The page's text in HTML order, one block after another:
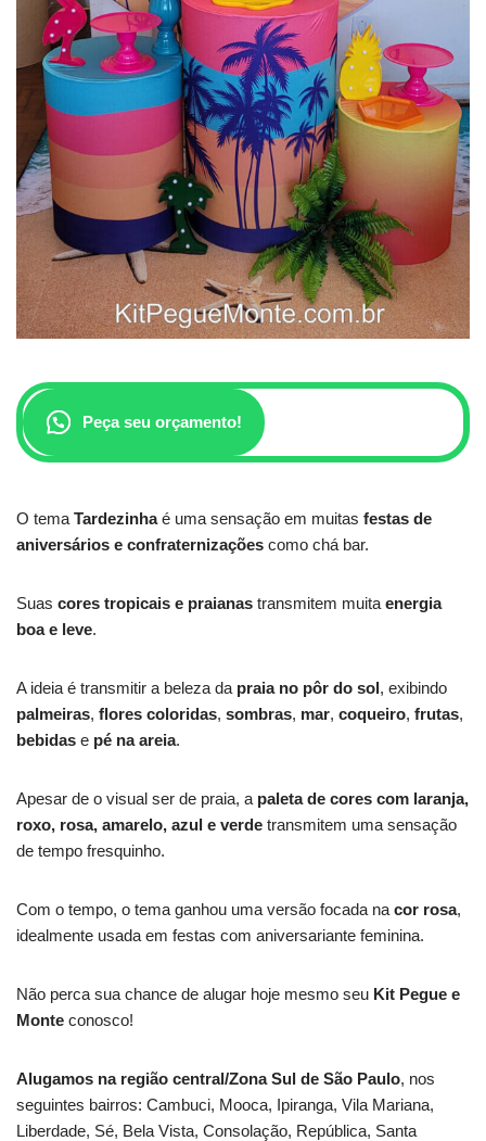
Peça seu orçamento!
O tema Tardezinhaé uma sensação em muitas festas de
aniversários e confraternizações como chá bar.
Suas cores tropicais e praianas transmitem muita energia
boa e leve.
A ideia é transmitir a beleza da praia no pôr do sol, exibindo
palmeiras, flores coloridas, sombras, mar, coqueiro, frutas,
bebidas e pé na areia.
Apesar de o visual ser de praia, a paleta de cores com laranja,
roxo, rosa, amarelo, azul e verde transmitem uma sensação
de tempo fresquinho.
Com o tempo, o tema ganhou uma versão focada na cor rosa,
idealmente usada em festas com aniversariante feminina.
Não perca sua chance de alugar hoje mesmo seu Kit Pegue e
Monte conosco!
Alugamos na região central/Zona Sul de São Paulo, nos
seguintes bairros: Cambuci, Mooca, Ipiranga, Vila Mariana,
Liberdade, Sé, Bela Vista, Consolação, República, Santa